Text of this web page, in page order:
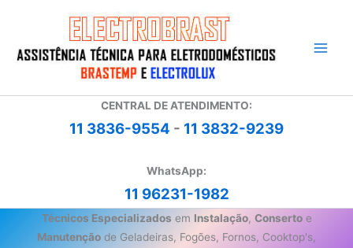
conteúdo
CENTRAL DE ATENDIMENTO:
11 3836-9554 - 11 3832-9239
WhatsApp:
11 96231-1982
Técnicos Especializados em Instalação, Consertoe
Manutenção de Geladeiras, Fogões, Fornos, Cooktop's,